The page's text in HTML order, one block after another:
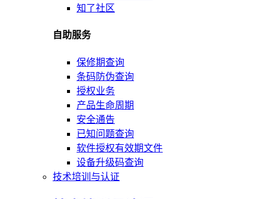
知了社区
自助服务
保修期查询
条码防伪查询
授权业务
产品生命周期
安全通告
已知问题查询
软件授权有效期文件
设备升级码查询
技术培训与认证